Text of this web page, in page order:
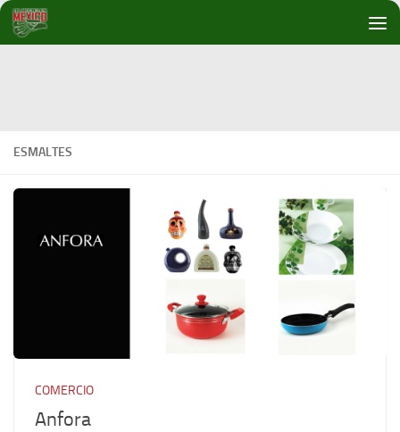
Debajo del contenido
ESMALTES
COMERCIO
Anfora